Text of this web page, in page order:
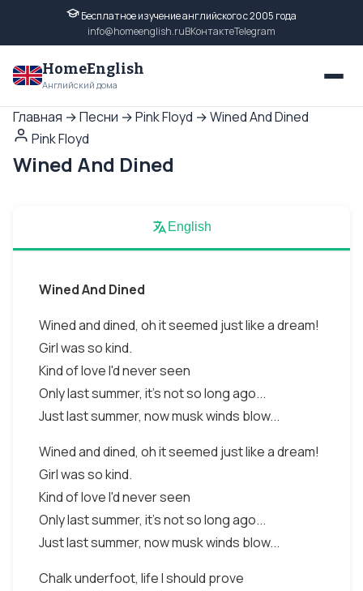
Бесплатное изучение английского с 2005 года
info@homeenglish.ruВКонтактеTelegram
HomeEnglish
Английский дома
Главная →Песни →Pink Floyd →Wined And Dined
Pink Floyd
Wined And Dined
English
Wined And Dined
Wined and dined, oh it seemed just like a dream!
Girl was so kind.
Kind of love I'd never seen
Only last summer, it's not so long ago...
Just last summer, now musk winds blow...
Wined and dined, oh it seemed just like a dream!
Girl was so kind.
Kind of love I'd never seen
Only last summer, it's not so long ago...
Just last summer, now musk winds blow...
Chalk underfoot, life I should prove